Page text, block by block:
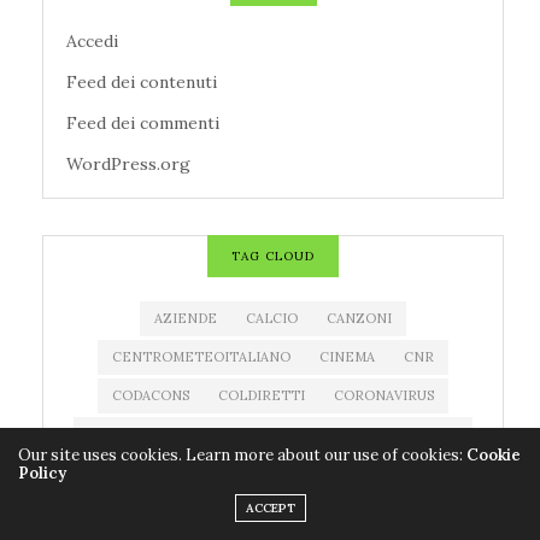
Accedi
Feed dei contenuti
Feed dei commenti
WordPress.org
TAG CLOUD
AZIENDE CALCIO CANZONI
CENTROMETEOITALIANO CINEMA CNR
CODACONS COLDIRETTI CORONAVIRUS
FILM IMPRESE
Our site uses cookies. Learn more about our use of cookies: Cookie
Policy
ACCEPT